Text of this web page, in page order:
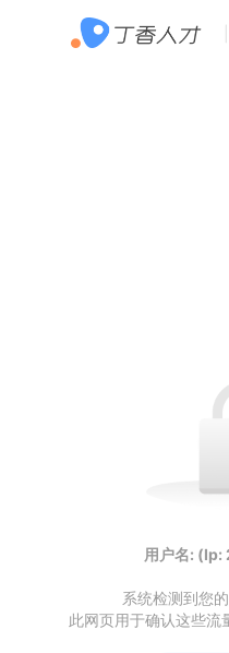
用户名:
系统检测到您
此网页用于确认这些流